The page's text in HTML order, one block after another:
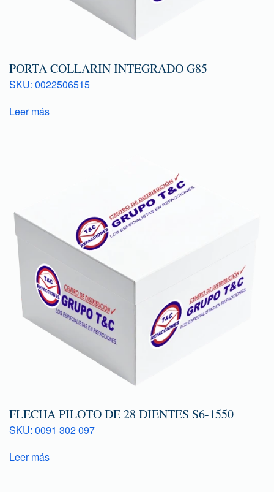
PORTA COLLARIN INTEGRADO G85
SKU: 0022506515
Leer más
FLECHA PILOTO DE 28 DIENTES S6-1550
SKU: 0091 302 097
Leer más